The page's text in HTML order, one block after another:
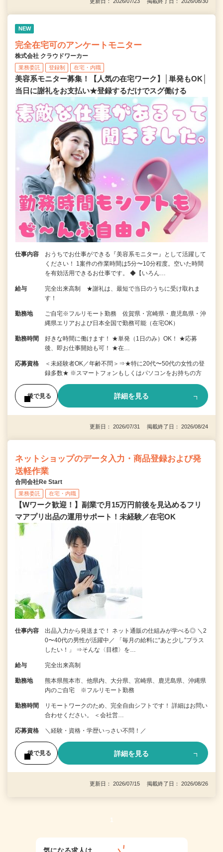
更新日： 2026/07/23 掲載終了日： 2026/08/30
NEW
完全在宅可のアンケートモニター
株式会社 クラウドワーカー
業務委託 登録制 在宅・内職
美容系モニター募集！【人気の在宅ワーク】│単発もOK│
当日に謝礼をお支払い★登録するだけでスグ働ける
仕事内容
おうちでお仕事ができる『美容系モニター』として活躍して
ください！ 1案件の作業時間は5分〜10分程度。空いた時間
を有効活用できるお仕事です。 ◆【いろん…
給与
完全出来高制 ★謝礼は、最短で当日のうちに受け取れま
す！
勤務地
ご自宅※フルリモート勤務 佐賀県・宮崎県・鹿児島県・沖
縄県エリアおよび日本全国で勤務可能（在宅OK）
勤務時間
好きな時間に働けます！ ★単発（1日のみ）OK！ ★応募
後、即お仕事開始も可！ ★在…
応募資格
＜未経験者OK／年齢不問＞⇒★特に20代〜50代の女性の登
録多数★ ※スマートフォンもしくはパソコンをお持ちの方
後で見る 詳細を見る
更新日： 2026/07/31 掲載終了日： 2026/08/24
ネットショップのデータ入力・商品登録および発
送軽作業
合同会社Re Start
業務委託 在宅・内職
【Wワーク歓迎！】副業で月15万円前後を見込めるフリ
マアプリ出品の運用サポート！未経験／在宅OK
仕事内容
出品入力から発送まで！ ネット通販の仕組みが学べる◎ ＼2
0〜40代の男性が活躍中／ 「毎月の給料に“あと少し”プラス
したい！」 ⇒そんな〈目標〉を…
給与 完全出来高制
勤務地
熊本県熊本市、他県内、大分県、宮崎県、鹿児島県、沖縄県
内のご自宅 ※フルリモート勤務
勤務時間
リモートワークのため、完全自由シフトです！ 詳細はお問い
合わせください。 ＜会社営…
応募資格 ＼経験・資格・学歴いっさい不問！／
後で見る 詳細を見る
更新日： 2026/07/15 掲載終了日： 2026/08/26
1